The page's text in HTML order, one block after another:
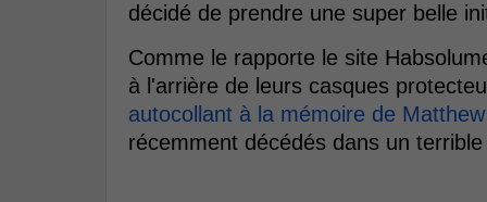
décidé de prendre une super belle
Comme le rapporte le site
à l'arrière de leurs casques
autocollant à la mémoire de
récemment décédés dans un